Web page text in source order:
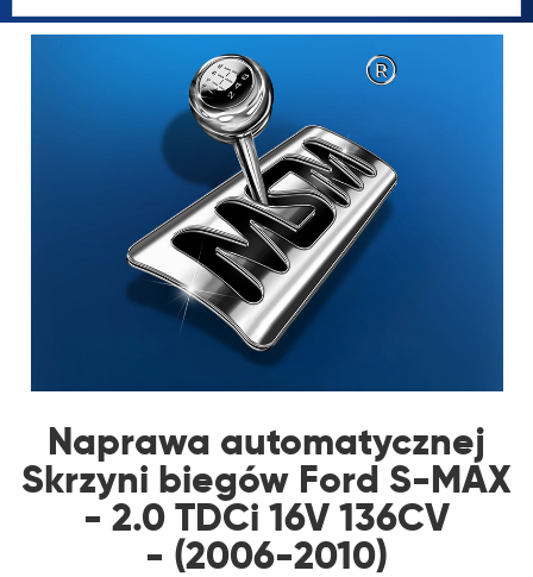
Naprawa automatycznej
Skrzyni biegów Ford S-MAX
- 2.0 TDCi 16V 136CV
- (2006-2010)